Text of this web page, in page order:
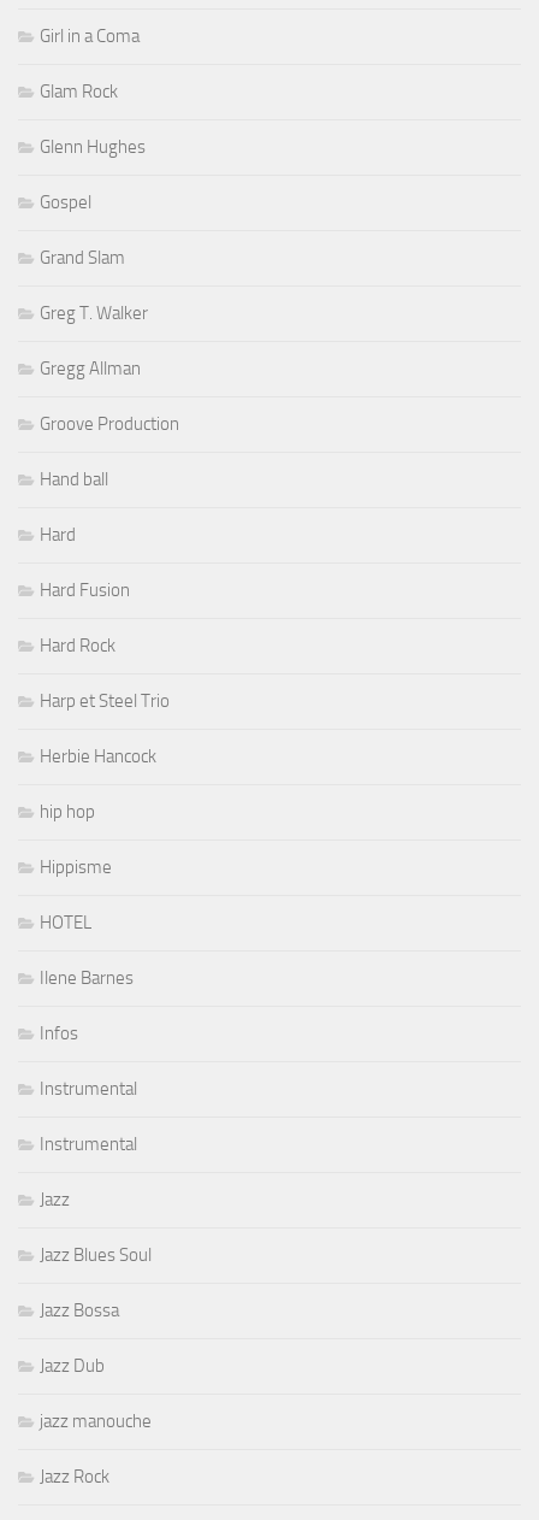
Girl in a Coma
Glam Rock
Glenn Hughes
Gospel
Grand Slam
Greg T. Walker
Gregg Allman
Groove Production
Hand ball
Hard
Hard Fusion
Hard Rock
Harp et Steel Trio
Herbie Hancock
hip hop
Hippisme
HOTEL
Ilene Barnes
Infos
Instrumental
Instrumental
Jazz
Jazz Blues Soul
Jazz Bossa
Jazz Dub
jazz manouche
Jazz Rock